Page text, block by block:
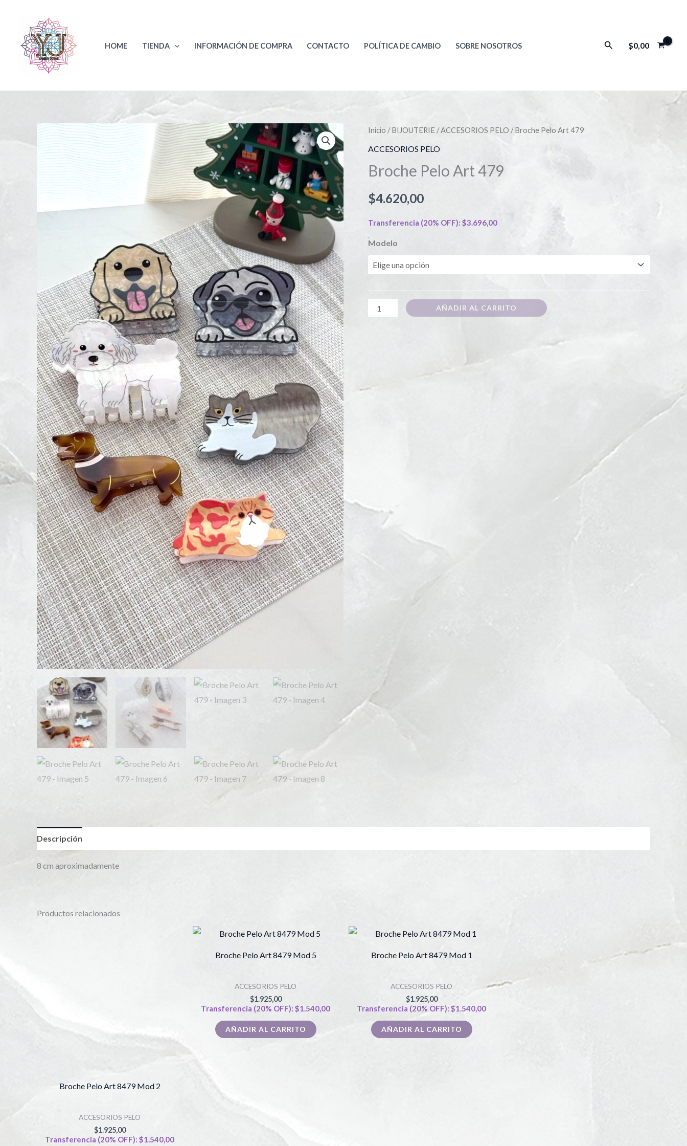
contenido
HOME TIENDA INFORMACIÓN DE COMPRA CONTACTO POLÍTICA DE CAMBIO SOBRE NOSOTROS Buscar
$0,00
Inicio /BIJOUTERIE /ACCESORIOS PELO / Broche Pelo Art 479
ACCESORIOS PELO
Broche Pelo Art 479
$4.620,00
Transferencia (20% OFF): $3.696,00
Modelo
Broche
Pelo
479
AÑADIR AL CARRITO
Descripción
8 cm aproximadamente
Productos relacionados
Broche Pelo Art 8479 Mod 2
ACCESORIOS PELO
$1.925,00
Transferencia (20% OFF): $1.540,00
Broche Pelo Art 8479 Mod 5
ACCESORIOS PELO
$1.925,00
Transferencia (20% OFF): $1.540,00
AÑADIR AL CARRITO
Broche Pelo Art 8479 Mod 1
ACCESORIOS PELO
$1.925,00
Transferencia (20% OFF): $1.540,00
AÑADIR AL CARRITO